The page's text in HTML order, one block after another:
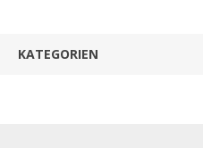
KATEGORIEN